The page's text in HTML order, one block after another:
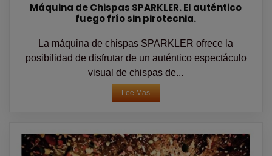
Máquina de Chispas SPARKLER. El auténtico
fuego frío sin pirotecnia.
La máquina de chispas SPARKLER ofrece la
posibilidad de disfrutar de un auténtico espectáculo
visual de chispas de...
Lee Mas